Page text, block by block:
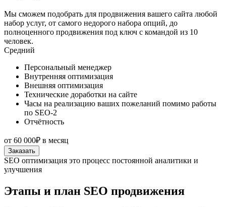
Мы сможем подобрать для продвижения вашего сайта любой
набор услуг, от самого недорого набора опций, до
полноценного продвижения под ключ с командой из 10
человек.
Средний
Персональный менеджер
Внутренняя оптимизация
Внешняя оптимизация
Технические доработки на сайте
Часы на реализацию ваших пожеланий помимо работы
по SEO-2
Отчётность
от 60 000₽ в месяц
Заказать
SEO оптимизация это процесс постоянной аналитики и
улучшения
Этапы и план SEO продвижения